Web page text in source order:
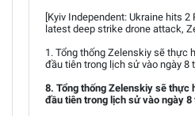
[Kyiv Independent: Ukraine hits
latest deep strike drone attack,
1. Tổng thống Zelenskiy sẽ thực
đầu tiên trong lịch sử vào ngày 8
8. Tổng thống Zelenskiy sẽ thực
đầu tiên trong lịch sử vào ngày 8